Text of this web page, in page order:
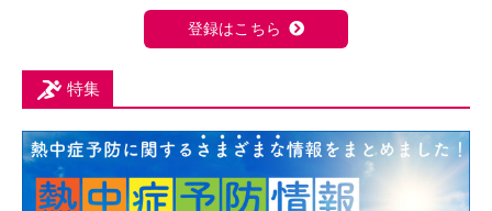
登録はこちら
特集